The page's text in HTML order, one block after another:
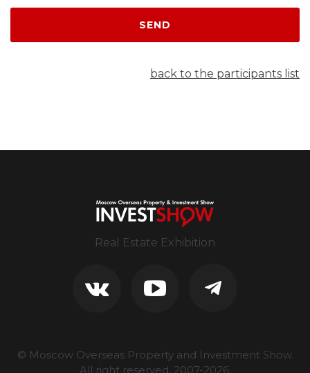
SEND
back to the participants list
Real Estate Exhibition
© Moscow Overseas Property and Investment Show.
All right reserved, 2007-2026.